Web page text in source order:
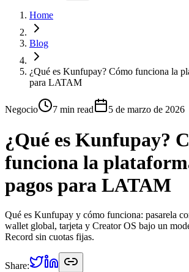
Home
Blog
¿Qué es Kunfupay? Cómo funciona la
para LATAM
Negocio 7 min read 5 de marzo de 2026
¿Qué es Kunfupay?
funciona la
pagos para LATAM
Qué es Kunfupay y cómo funciona: pasarela
wallet global, tarjeta y Creator OS bajo un
Record sin cuotas fijas.
Share: